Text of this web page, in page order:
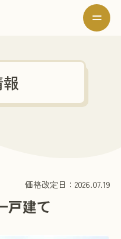
価格改定日：2026.07.19
戸建て